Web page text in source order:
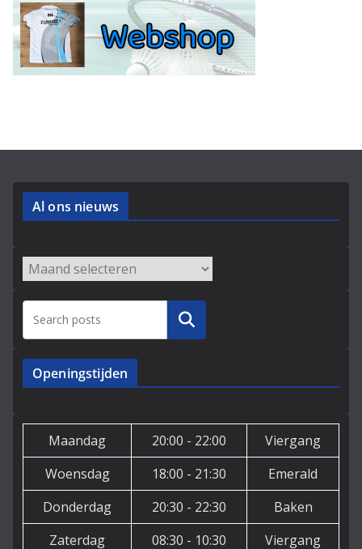
Al ons nieuws
Archieven
Zoeken
Openingstijden
Maandag 20:00 - 22:00
Viergang
Woensdag
18:00 - 21:30
Emerald
Donderdag
20:30 - 22:30
Baken
Zaterdag
08:30 - 10:30 Viergang